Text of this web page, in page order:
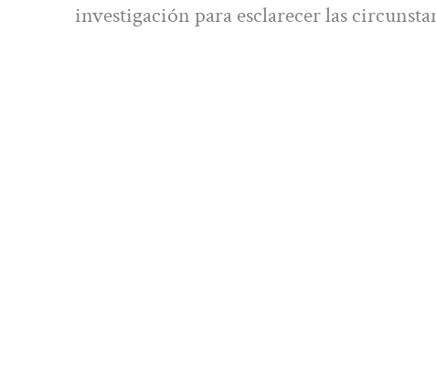
investigación para esclarecer las